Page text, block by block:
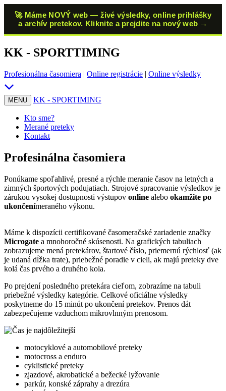
🚀 Máme NOVÝ web — živé výsledky, online prihlášky
a archív pretekov. Kliknite a prejdite na nový web →
KK - SPORTTIMING
Profesionálna časomiera | Online registrácie | Online výsledky
MENU KK - SPORTIMING
Kto sme?
Merané preteky
Kontakt
Profesinálna časomiera
Ponúkame spoľahlivé, presné a rýchle meranie časov na letných a
zimných športových podujatiach. Strojové spracovanie výsledkov je
zárukou vysokej dostupnosti výstupov online alebo okamžite po
ukončenímeraného výkonu.
Máme k dispozícii certifikované časomeračské zariadenie značky
Microgate a mnohoročné skúsenosti. Na grafických tabuliach
zobrazujeme mená pretekárov, štartové číslo, priemernú rýchlosť (ak
je udaná dĺžka trate), priebežné poradie v cieli, ak majú preteky dve
kolá čas prvého a druhého kola.
Po prejdení posledného pretekára cieľom, zobrazíme na tabuli
priebežné výsledky kategórie. Celkové oficiálne výsledky
poskytneme do 15 minút po ukončení pretekov. Prenos dát
zabezpečujeme vzduchom mikrovlnným prenosom.
motocyklové a automobilové preteky
motocross a enduro
cyklistické preteky
zjazdové, akrobatické a bežecké lyžovanie
parkúr, konské záprahy a drezúra